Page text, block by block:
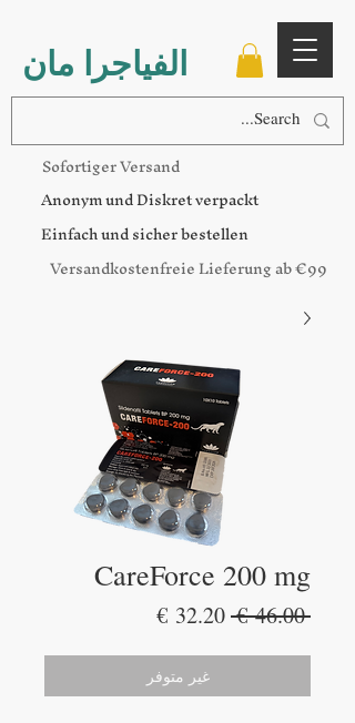
الفياجرا مان
Sofortiger Versand
Anonym und Diskret verpackt
Einfach und sicher bestellen
Versandkostenfreie Lieferung ab €99
CareForce 200 mg
‏46.00 €
سعر
سعر
غير متوفر